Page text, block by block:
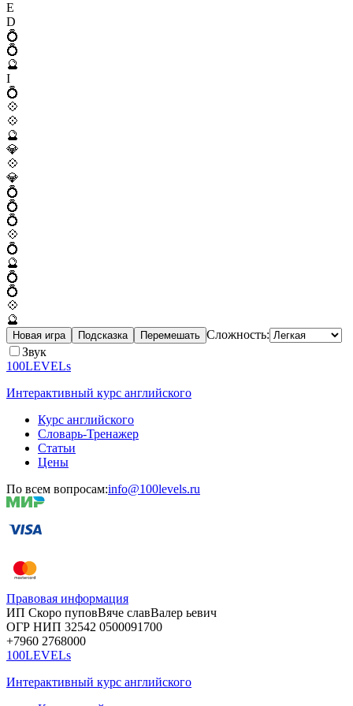
E
D
💍
💍
🔮
I
💍
💠
💠
🔮
💎
💠
💎
💍
💍
💍
💠
💍
🔮
💍
💍
💠
🔮
Новая игра Подсказка Перемешать Сложность:
Звук
100LEVELs
Интерактивный курс английского
Курс английского
Словарь-Тренажер
Статьи
Цены
По всем вопросам:info@100levels.ru
Правовая информация
ИП Скоро пуповВяче славВалер ьевич
ОГР НИП 32542 0500091700
+7960 2768000
100LEVELs
Интерактивный курс английского